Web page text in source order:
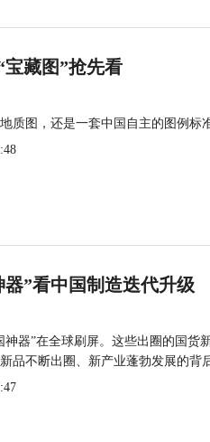
宝藏图”抢先看
质图，还是一套中国自主的图例标
器”看中国制造迭代升级
神器”在全球刷屏。这些出圈的国
品不断出圈、新产业蓬勃发展的背